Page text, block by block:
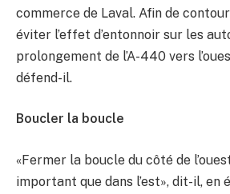
commerce de Laval. Afin de
éviter l’effet d’entonnoir sur les
prolongement de l’A-440 vers
défend-il.
Boucler la boucle
«Fermer la boucle du côté de
important que dans l’est», dit-il, en